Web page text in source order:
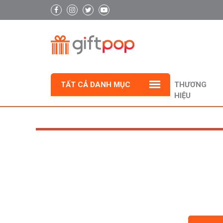
TẤT CẢ DANH MỤC
THƯƠNG
HIỆU